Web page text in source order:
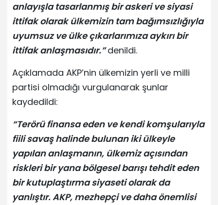
anlayışla tasarlanmış bir askeri ve siyasi
ittifak olarak ülkemizin tam bağımsızlığıyla
uyumsuz ve ülke çıkarlarımıza aykırı bir
ittifak anlaşmasıdır.” denildi.
Açıklamada AKP’nin ülkemizin yerli ve milli
partisi olmadığı vurgulanarak şunlar
kaydedildi:
“Terörü finansa eden ve kendi komşularıyla
fiili savaş halinde bulunan iki ülkeyle
yapılan anlaşmanın, ülkemiz açısından
riskleri bir yana bölgesel barışı tehdit eden
bir kutuplaştırma siyaseti olarak da
yanlıştır. AKP, mezhepçi ve daha önemlisi